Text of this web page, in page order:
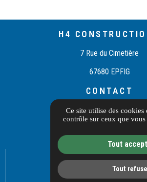
H4
7 Rue du Cimetière
67680 EPFIG
CONTACT
03 55 40 10 97
Itinéraire
Informations
Mentions légales
Ce site utilise des cookies
contrôle sur ceux que
Tout
Tout